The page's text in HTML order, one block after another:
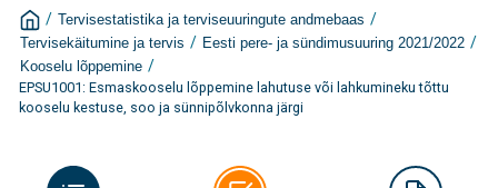
/ Tervisestatistika ja terviseuuringute andmebaas /
Tervisekäitumine ja tervis / Eesti pere- ja sündimusuuring 2021/2022 /
Kooselu lõppemine /
EPSU1001: Esmaskooselu lõppemine lahutuse või lahkumineku tõttu
kooselu kestuse, soo ja sünnipõlvkonna järgi